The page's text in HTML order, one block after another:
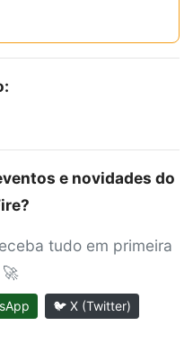
e novidades do
tudo em primeira
🐦 X (Twitter)